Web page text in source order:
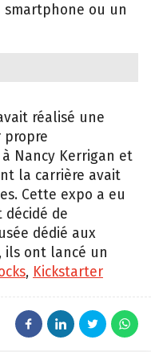
smartphone ou un
réalisé une
propre
Nancy Kerrigan et
la carrière avait
Cette expo a eu
décidé de
dédié aux
ils ont lancé un
, Kickstarter